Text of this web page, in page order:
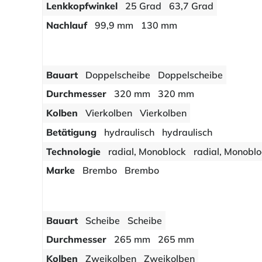
Lenkkopfwinkel 25 Grad
63,7 Grad
Nachlauf
99,9 mm 130 mm
Bauart Doppelscheibe
Doppelscheibe
Durchmesser
320 mm
320 mm
Kolben
Vierkolben
Vierkolben
Betätigung
hydraulisch
hydraulisch
Technologie
radial, Monoblock
radial,
Marke
Brembo Brembo
Bauart Scheibe
Scheibe
Durchmesser
265 mm
265 mm
Kolben
Zweikolben Zweikolben